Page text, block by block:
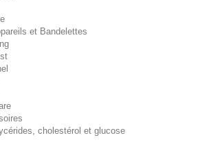
et Bandelettes
cholestérol et glucose